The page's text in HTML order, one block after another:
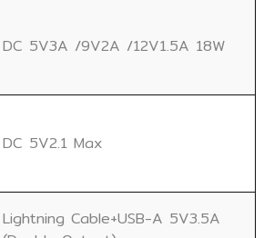
DC 5V3A /9V2A /12V1.5A 18W
DC 5V2.1 Max
Lightning Cable+USB-A 5V3.5A